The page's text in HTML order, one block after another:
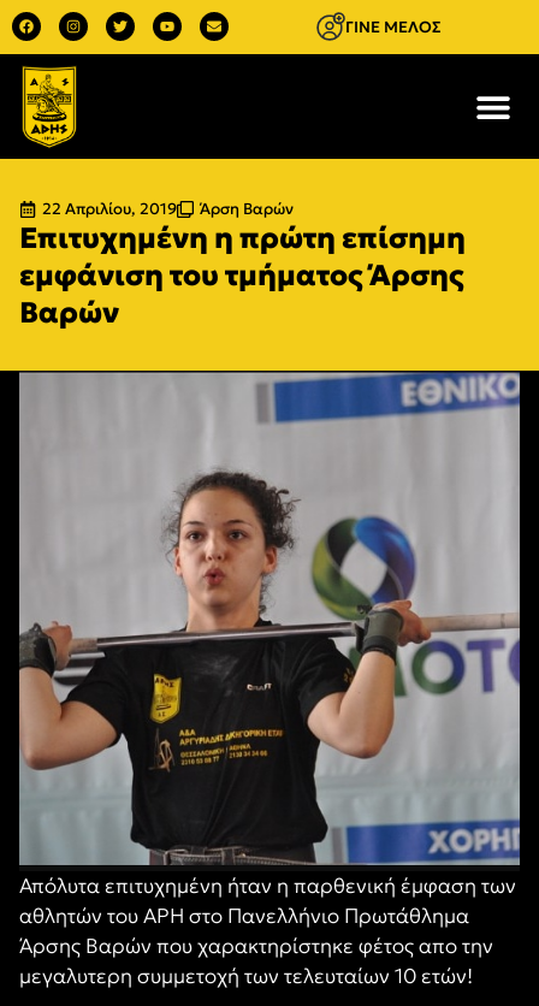
ΓΙΝΕ ΜΕΛΟΣ
22 Απριλίου, 2019 Άρση Βαρών
Επιτυχημένη η πρώτη επίσημη
εμφάνιση του τμήματος Άρσης
Βαρών
Απόλυτα επιτυχημένη ήταν η παρθενική έμφαση των
αθλητών του ΑΡΗ στο Πανελλήνιο Πρωτάθλημα
Άρσης Βαρών που χαρακτηρίστηκε φέτος απο την
μεγαλυτερη συμμετοχή των τελευταίων 10 ετών!